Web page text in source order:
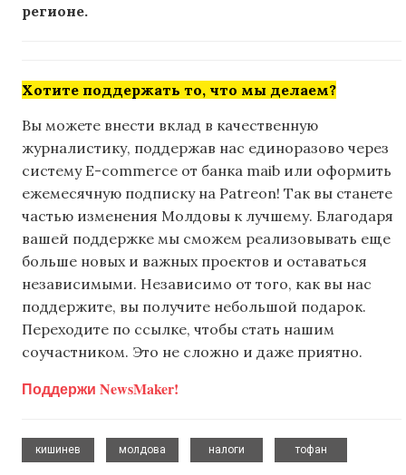
регионе.
Хотите поддержать то, что мы делаем?
Вы можете внести вклад в качественную
журналистику, поддержав нас единоразово через
систему E-commerce от банка maib или оформить
ежемесячную подписку на Patreon! Так вы станете
частью изменения Молдовы к лучшему. Благодаря
вашей поддержке мы сможем реализовывать еще
больше новых и важных проектов и оставаться
независимыми. Независимо от того, как вы нас
поддержите, вы получите небольшой подарок.
Переходите по ссылке, чтобы стать нашим
соучастником. Это не сложно и даже приятно.
Поддержи NewsMaker!
кишинев
молдова
налоги
тофан